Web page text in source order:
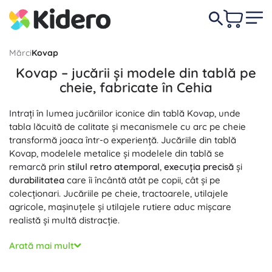
MărciKovap
Kovap – jucării și modele din tablă pe
cheie, fabricate în Cehia
Intrați în lumea jucăriilor iconice din tablă Kovap, unde
tabla lăcuită de calitate și mecanismele cu arc pe cheie
transformă joaca într-o experiență. Jucăriile din tablă
Kovap, modelele metalice și modelele din tablă se
remarcă prin stilul retro atemporal, execuția precisă și
durabilitatea care îi încântă atât pe copii, cât și pe
colecționari. Jucăriile pe cheie, tractoarele, utilajele
agricole, mașinuțele și utilajele rutiere aduc mișcare
realistă și multă distracție.
Fiecare model Kovap, realizat din tablă de calitate cu
imprimeu durabil, oferă detalii fidele și elemente
Arată mai mult